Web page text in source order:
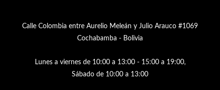
Calle Colombia entre Aurelio Meleán y Julio Arauco #1069
Cochabamba - Bolivia
Lunes a viernes de 10:00 a 13:00 - 15:00 a 19:00,
Sábado de 10:00 a 13:00